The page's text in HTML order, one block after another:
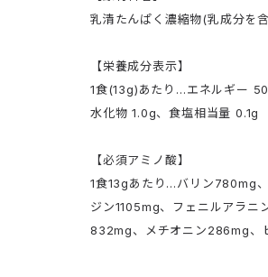
乳清たんぱく濃縮物(乳成分を
【栄養成分表示】
1食(13g)あたり…エネルギー
水化物 1.0g、食塩相当量 0.1g
【必須アミノ酸】
1食13gあたり…バリン780mg
ジン1105mg、フェニルアラニ
832mg、メチオニン286mg、